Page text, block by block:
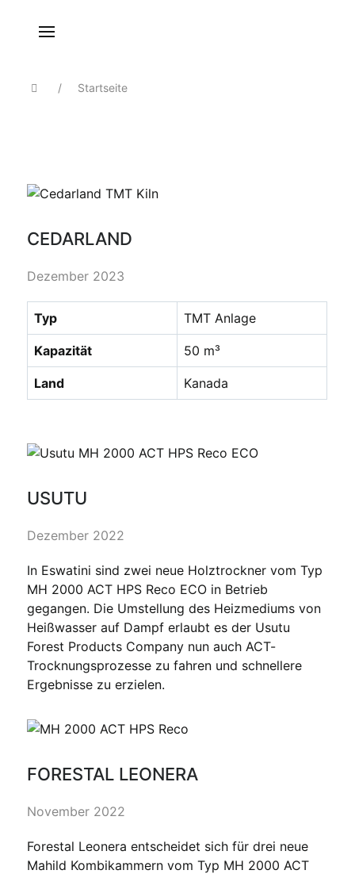
Startseite
CEDARLAND
Dezember 2023
Typ TMT Anlage
Kapazität 50 m³
Land Kanada
USUTU
Dezember 2022
In Eswatini sind zwei neue Holztrockner vom Typ
MH 2000 ACT HPS Reco ECO in Betrieb
gegangen. Die Umstellung des Heizmediums von
Heißwasser auf Dampf erlaubt es der Usutu
Forest Products Company nun auch ACT-
Trocknungsprozesse zu fahren und schnellere
Ergebnisse zu erzielen.
FORESTAL LEONERA
November 2022
Forestal Leonera entscheidet sich für drei neue
Mahild Kombikammern vom Typ MH 2000 ACT